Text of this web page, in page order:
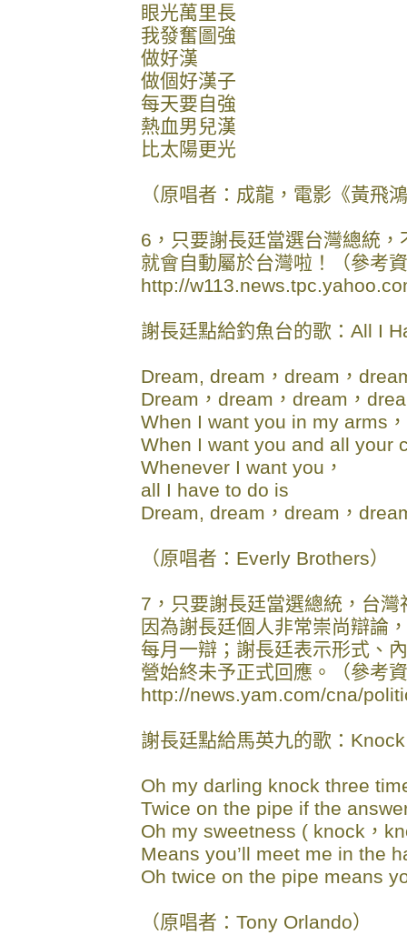
眼光萬里長
我發奮圖強
做好漢
做個好漢子
每天要自強
熱血男兒漢
比太陽更光
（原唱者：成龍，電影《黃飛
6，只要謝長廷當選台灣總統
就會自動屬於台灣啦！（參考
http://
謝長廷點給釣魚台的歌：All I
Dream, dream，dream，
Dream，dream，dream，
When I want you in my arms，
When I want you and all your
Whenever I want you，
all I have to do is
Dream, dream，dream，
（原唱者：Everly Brothers）
7，只要謝長廷當選總統，台
因為謝長廷個人非常崇尚辯論
每月一辯；謝長廷表示形式、
營始終未予正式回應。（參考
http://news.yam.com/cna/
謝長廷點給馬英九的歌：
Oh my darling knock three
Twice on the pipe if the
Oh my sweetness ( knock，
Means you’ll meet me in the
Oh twice on the pipe means
（原唱者：Tony Orlando）